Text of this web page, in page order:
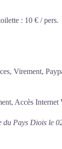
: 10 € / pers.
Virement,
Accès
du Pays Diois le